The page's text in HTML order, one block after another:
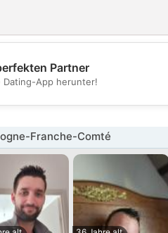
💕
Partner
Dating-App herunter!
Franche-Comté